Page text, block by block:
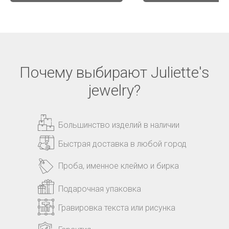
Почему выбирают Juliette's
jewelry?
Большинство изделий в наличии
Быстрая доставка в любой город
Подарочная упаковка
Гравировка текста или рисунка
Проба, именное клеймо и бирка